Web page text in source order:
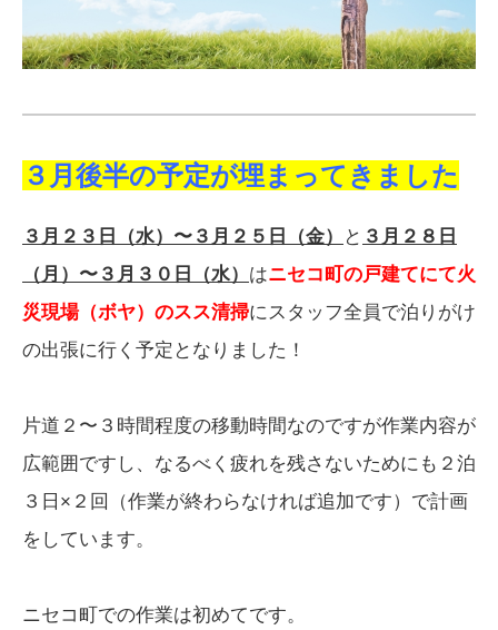
３月後半の予定が埋まってきました
３月２３日（水）〜３月２５日（金） と ３月２８日
（月）〜３月３０日（水） はニセコ町の戸建てにて火
災現場（ボヤ）のスス清掃にスタッフ全員で泊りがけ
の出張に行く予定となりました！
片道２〜３時間程度の移動時間なのですが作業内容が
広範囲ですし、なるべく疲れを残さないためにも２泊
３日×２回（作業が終わらなければ追加です）で計画
をしています。
ニセコ町での作業は初めてです。